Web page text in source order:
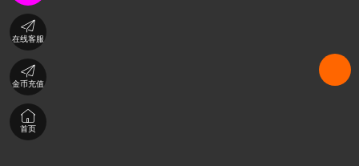

在线客服

金币充值

首页